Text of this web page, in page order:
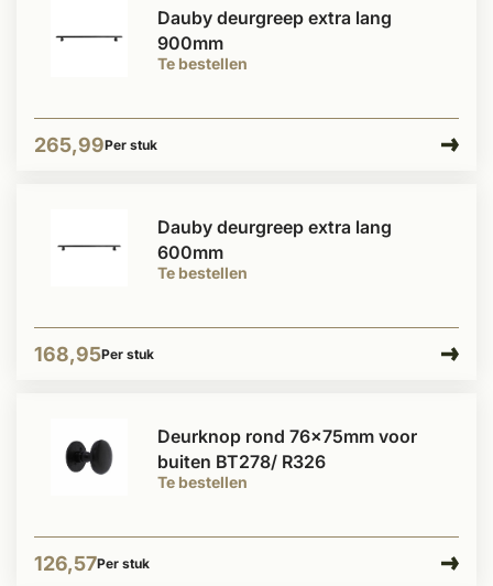
Te bestellen
Dauby deurgreep extra lang
900mm
265,99Per stuk
Te bestellen
Dauby deurgreep extra lang
600mm
168,95Per stuk
Te bestellen
Deurknop rond 76x75mm voor
buiten BT278/ R326
126,57Per stuk